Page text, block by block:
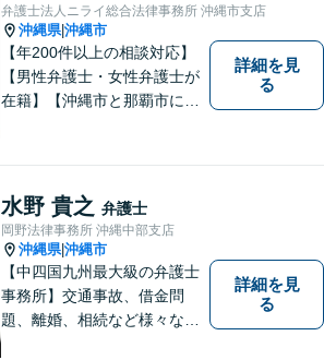
弁護士法人ニライ総合法律事務所 沖縄市支店
沖縄県|沖縄市
【年200件以上の相談対応】
【男性弁護士・女性弁護士が
在籍】【沖縄市と那覇市に事
業法務など幅広く対応しま
す。「沖縄ならではの習慣」
を熟知した弁護士が多数在
籍。
詳細を見
る
水野 貴之 弁護士
岡野法律事務所 沖縄中部支店
沖縄県|沖縄市
【中四国九州最大級の弁護士
事務所】交通事故、借金問
題、離婚、相続など様々な問
詳細を見
る